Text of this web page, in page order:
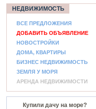
НЕДВИЖИМОСТЬ
ВСЕ ПРЕДЛОЖЕНИЯ
ДОБАВИТЬ ОБЪЯВЛЕНИЕ
НОВОСТРОЙКИ
ДОМА, КВАРТИРЫ
БИЗНЕС НЕДВИЖИМОСТЬ
ЗЕМЛЯ У МОРЯ
АРЕНДА НЕДВИЖИМОСТИ
Купили дачу на море?